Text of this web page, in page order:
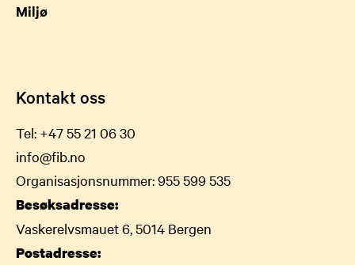
Miljø
Kontakt oss
Tel: +47 55 21 06 30
info@fib.no
Organisasjonsnummer: 955 599 535
Besøksadresse:
Vaskerelvsmauet 6, 5014 Bergen
Postadresse: